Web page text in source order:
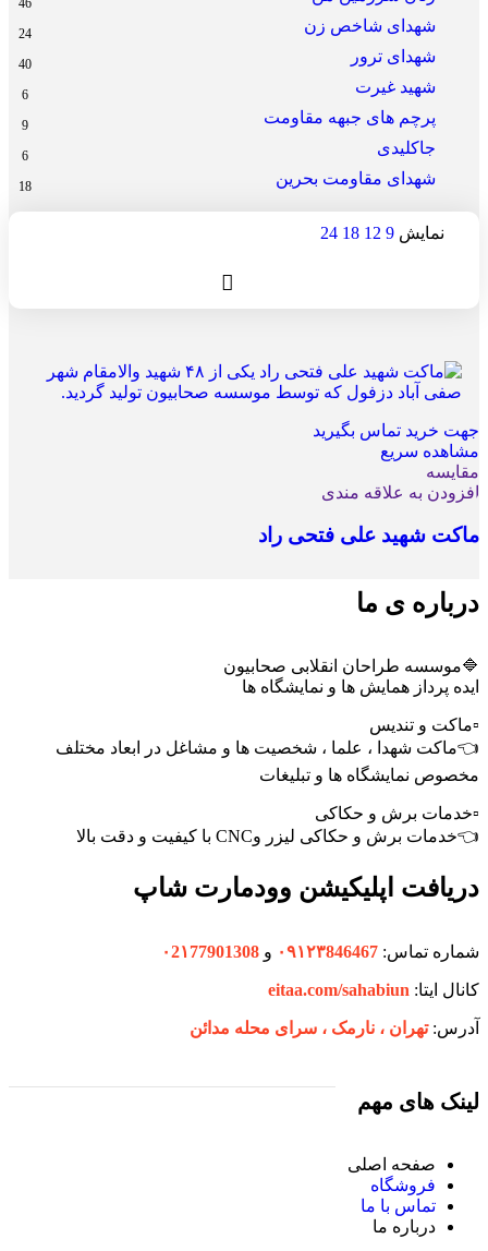
46
شهدای شاخص زن 24
شهدای ترور 40
شهید غیرت 6
پرچم های جبهه مقاومت 9
جاکلیدی 6
شهدای مقاومت بحرین 18
نمایش 9
12
18
24
جهت خرید تماس بگیرید
مشاهده سریع
مقایسه
افزودن به علاقه مندی
ماکت شهید علی فتحی راد
درباره ی ما
🔷موسسه طراحان انقلابی صحابیون
ایده پرداز همایش ها و نمایشگاه ها
▫️ماکت و تندیس
👈ماکت شهدا ، علما ، شخصیت ها و مشاغل در ابعاد مختلف
مخصوص نمایشگاه ها و تبلیغات
▫️خدمات برش و حکاکی
👈خدمات برش و حکاکی لیزر وCNC با کیفیت و دقت بالا
دریافت اپلیکیشن وودمارت شاپ
شماره تماس: ۰۹۱۲۳846467 و ۰2۱77901308
کانال ایتا: eitaa.com/sahabiun
آدرس:تهران ،‌ نارمک ، سرای محله مدائن
لینک های مهم
صفحه اصلی
فروشگاه
تماس با ما
درباره ما